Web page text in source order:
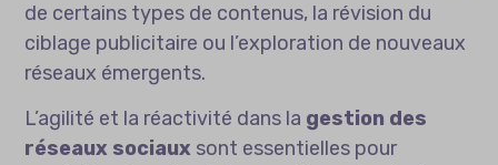
de certains types de contenus, la révision du
ciblage publicitaire ou l’exploration de nouveaux
réseaux émergents.
L’agilité et la réactivité dans la gestion des
réseaux sociaux sont essentielles pour